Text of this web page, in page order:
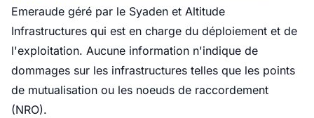
Emeraude géré par le Syaden et Altitude
Infrastructures qui est en charge du déploiement et de
l'exploitation. Aucune information n'indique de
dommages sur les infrastructures telles que les points
de mutualisation ou les noeuds de raccordement
(NRO).